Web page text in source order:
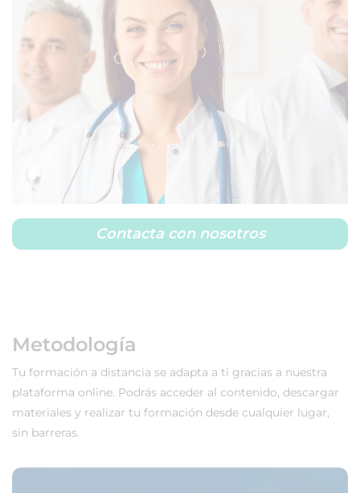
Contacta con nosotros
Metodología
Tu formación a distancia se adapta a ti gracias a nuestra
plataforma online. Podrás acceder al contenido, descargar
materiales y realizar tu formación desde cualquier lugar,
sin barreras.